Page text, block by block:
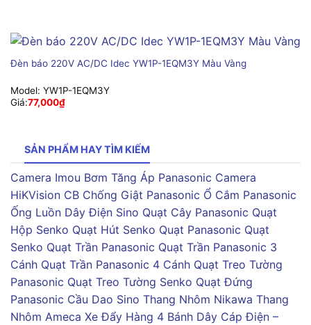
Đèn báo 220V AC/DC Idec YW1P-1EQM3Y Màu Vàng
Model: YW1P-1EQM3Y
Giá:77,000₫
SẢN PHẨM HAY TÌM KIẾM
Camera Imou Bơm Tăng Áp Panasonic Camera
HiKVision CB Chống Giật Panasonic Ổ Cắm Panasonic
Ống Luồn Dây Điện Sino Quạt Cây Panasonic Quạt
Hộp Senko Quạt Hút Senko Quạt Panasonic Quạt
Senko Quạt Trần Panasonic Quạt Trần Panasonic 3
Cánh Quạt Trần Panasonic 4 Cánh Quạt Treo Tường
Panasonic Quạt Treo Tường Senko Quạt Đứng
Panasonic Cầu Dao Sino Thang Nhôm Nikawa Thang
Nhôm Ameca Xe Đẩy Hàng 4 Bánh Dây Cáp Điện –